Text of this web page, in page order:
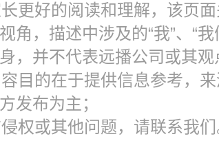
更好的阅读和理解，该页
角，描述中涉及的“我”、“我
，并不代表远播公司或其观
目的在于提供信息参考，
发布为主；
权或其他问题，请联系我们